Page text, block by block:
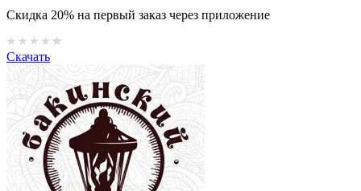
Скидка 20% на первый заказ через приложение
Скачать